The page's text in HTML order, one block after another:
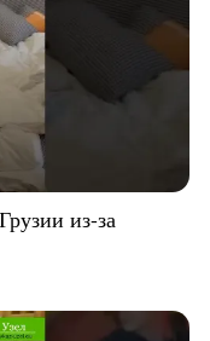
из-за